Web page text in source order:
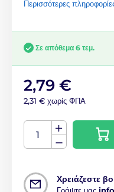
Περισσότερες
Σε απόθεμα 6 τεμ.
2,79 €
2,31 € χωρίς ΦΠΑ
Χρειάζεστε